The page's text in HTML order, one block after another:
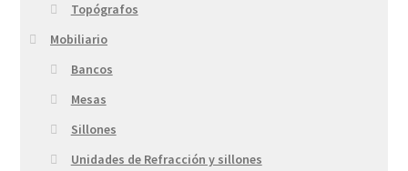
Topógrafos
Mobiliario
Bancos
Mesas
Sillones
Unidades de Refracción y sillones